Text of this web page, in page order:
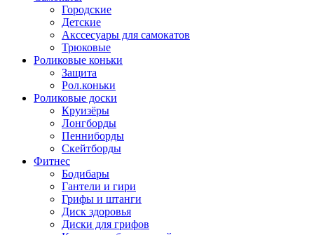
Городские
Детские
Акссесуары для самокатов
Трюковые
Роликовые коньки
Защита
Рол.коньки
Роликовые доски
Круизёры
Лонгборды
Пенниборды
Скейтборды
Фитнес
Бодибары
Гантели и гири
Грифы и штанги
Диск здоровья
Диски для грифов